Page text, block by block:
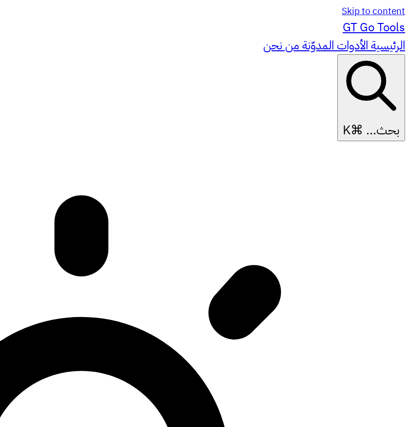
Skip to content
GTGo Tools
الرئيسيةالأدوات المدوّنةمن نحن
بحث... ⌘K